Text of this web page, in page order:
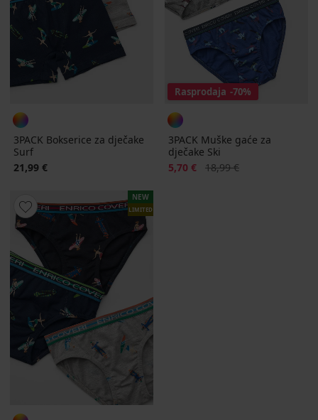
3PACK Bokserice za dječake
Surf
21,99 €
Rasprodaja -70%
3PACK Muške gaće za
dječake Ski
Popust
5,70 € Prvobitna cijena
18,99 €
NEW
LIMITED